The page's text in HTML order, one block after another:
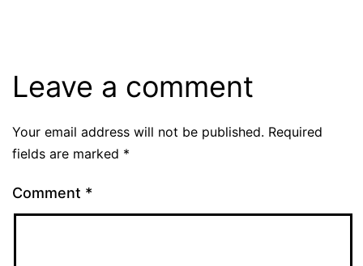
Leave a comment
Your email address will not be published. Required
fields are marked *
Comment *